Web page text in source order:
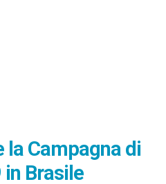
la Campagna di
Brasile